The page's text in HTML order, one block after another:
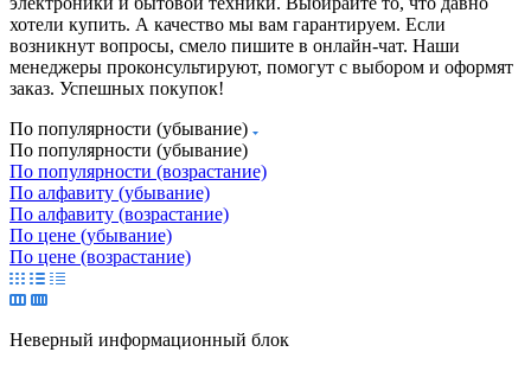
хотели купить. А качество мы вам гарантируем. Если
возникнут вопросы, смело пишите в онлайн-чат. Наши
менеджеры проконсультируют, помогут с выбором и оформят
заказ. Успешных покупок!
По популярности (убывание)
По популярности (убывание)
По популярности (возрастание)
По алфавиту (убывание)
По алфавиту (возрастание)
По цене (убывание)
По цене (возрастание)
Неверный информационный блок